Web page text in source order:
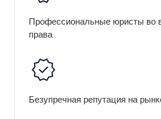
Профессиональные юристы во
права
Безупречная репутация на